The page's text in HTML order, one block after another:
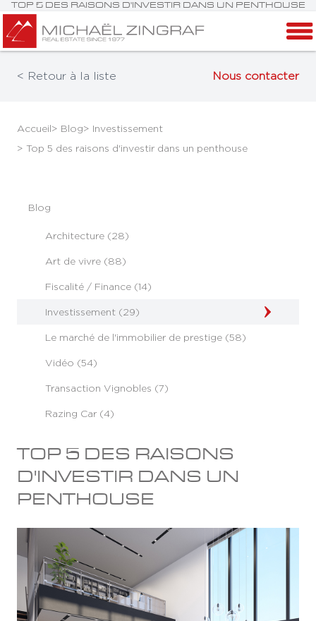
TOP 5 DES RAISONS D'INVESTIR DANS UN PENTHOUSE
< Retour à la liste Nous contacter
Accueil> Blog> Investissement
> Top 5 des raisons d'investir dans un penthouse
Blog
Architecture (28)
Art de vivre (88)
Fiscalité / Finance (14)
Investissement (29)
Le marché de l'immobilier de prestige (58)
Vidéo (54)
Transaction Vignobles (7)
Razing Car (4)
TOP 5 DES RAISONS
D'INVESTIR DANS UN
PENTHOUSE